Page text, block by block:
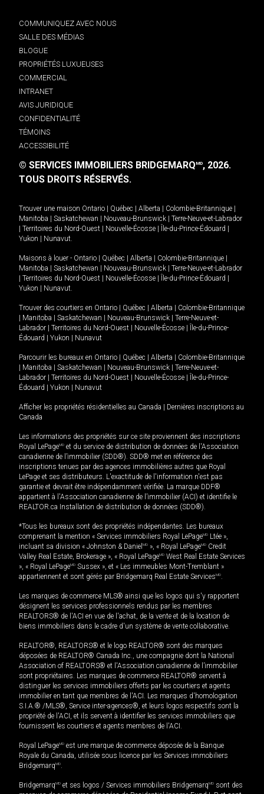
COMMUNIQUEZ AVEC NOUS
SALLE DES MÉDIAS
BLOGUE
PROPRIÉTÉS LUXUEUSES
COMMERCIAL
INTRANET
AVIS JURIDIQUE
CONFIDENTIALITÉ
TÉMOINS
ACCESSIBILITÉ
© SERVICES IMMOBILIERS BRIDGEMARQMD, 2026.
TOUS DROITS RÉSERVÉS.
Trouver une maison Ontario Québec Alberta Colombie-Britannique
Manitoba
Saskatchewan Nouveau-Brunswick
Terre-Neuve-et-Labrador
Territoires du Nord-Ouest Nouvelle-Écosse Île-du-Prince-Édouard
Yukon
Nunavut.
Maisons à louer - Ontario Québec Alberta Colombie-Britannique
Manitoba
Saskatchewan Nouveau-Brunswick
Terre-Neuve-et-Labrador
Territoires du Nord-Ouest Nouvelle-Écosse Île-du-Prince-Édouard
Yukon
Nunavut.
Trouver des courtiers en Ontario Québec Alberta
Colombie-Britannique
Manitoba Saskatchewan Nouveau-Brunswick
Terre-Neuve-et-
Labrador
Territoires du Nord-Ouest Nouvelle-Écosse
Île-du-Prince-
Édouard
Yukon Nunavut
Parcourir les bureaux en Ontario Québec Alberta
Colombie-Britannique
Manitoba Saskatchewan Nouveau-Brunswick
Terre-Neuve-et-
Labrador
Territoires du Nord-Ouest Nouvelle-Écosse
Île-du-Prince-
Édouard
Yukon Nunavut
Afficher les propriétés résidentielles au Canada
Dernières inscriptions au
Canada
Les informations des propriétés sur ce site proviennent des inscriptions
Royal LePageMD et du service de distribution de données de l'Association
canadienne de l’immobilier (SDD®). SDD® met en référence des
inscriptions tenues par des agences immobilières autres que Royal
LePage et ses distributeurs. L'exactitude de l'information n'est pas
garantie et devrait être indépendamment vérifiée. La marque DDF®
appartient à l'Association canadienne de l’immobilier (ACI) et identifie le
REALTOR.ca Installation de distribution de données (SDD®).
*Tous les bureaux sont des propriétés indépendantes. Les bureaux
comprenant la mention « Services immobiliers Royal LePageMD Ltée »,
incluant sa division « Johnston & Daniel MD », « Royal LePageMD Credit
Valley Real Estate, Brokerage », « Royal LePageMD West Real Estate Services
», « Royal LePageMD Sussex », et « Les immeubles Mont-Tremblant »
appartiennent et sont gérés par Bridgemarq Real Estate ServicesMD.
Les marques de commerce MLS® ainsi que les logos qui s'y rapportent
désignent les services professionnels rendus par les membres
REALTORS® de l'ACI en vue de l'achat, de la vente et de la location de
biens immobiliers dans le cadre d'un système de vente collaborative.
REALTOR®, REALTORS® et le logo REALTOR® sont des marques
déposées de REALTOR® Canada Inc., une compagnie dont la National
Association of REALTORS® et l'Association canadienne de l’immobilier
sont propriétaires. Les marques de commerce REALTOR® servent à
distinguer les services immobiliers offerts par les courtiers et agents
immobilier en tant que membres de l'ACI. Les marques d'homologation
S.I.A.® /MLS®, Service inter-agences®, et leurs logos respectifs sont la
propriété de l'ACI, et ils servent à identifier les services immobiliers que
fournissent les courtiers et agents membres de l'ACI.
Royal LePageMD est une marque de commerce déposée de la Banque
Royale du Canada, utilisée sous licence par les Services immobiliers
BridgemarqMD.
BridgemarqMD et ses logos / Services immobiliers BridgemarqMD sont des